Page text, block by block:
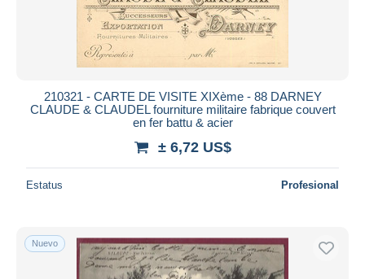
210321 - CARTE DE VISITE XIXème - 88 DARNEY
CLAUDE & CLAUDEL fourniture militaire fabrique couvert
en fer battu & acier
± 6,72 US$
Estatus Profesional
Nuevo